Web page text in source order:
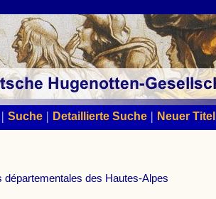
| Suche | Detaillierte Suche | Neuer Titel
départementales des Hautes-Alpes